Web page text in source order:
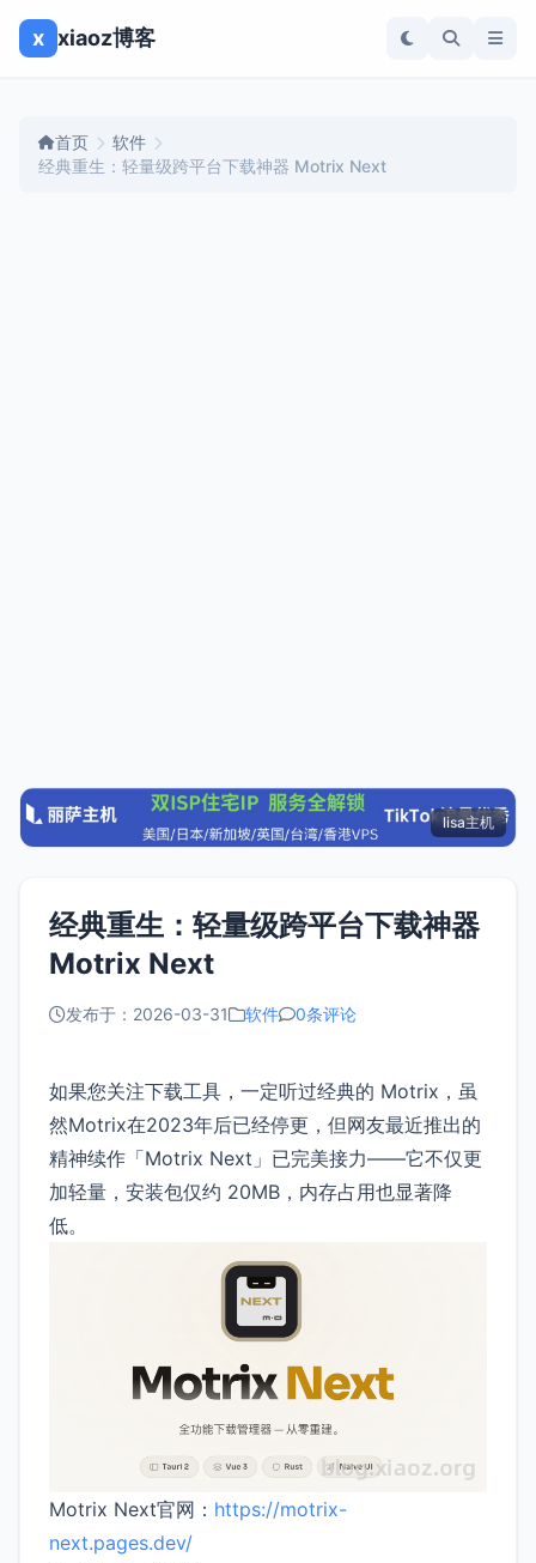
x xiaoz博客
首页
软件
经典重生：轻量级跨平台下载神器 Motrix Next
lisa主机
经典重生：轻量级跨平台下载神器
Motrix Next
发布于：2026-03-31 软件 0条评论
如果您关注下载工具，一定听过经典的 Motrix，虽
然Motrix在2023年后已经停更，但网友最近推出的
精神续作「Motrix Next」已完美接力——它不仅更
加轻量，安装包仅约 20MB，内存占用也显著降
低。
Motrix Next官网： https://motrix-
next.pages.dev/